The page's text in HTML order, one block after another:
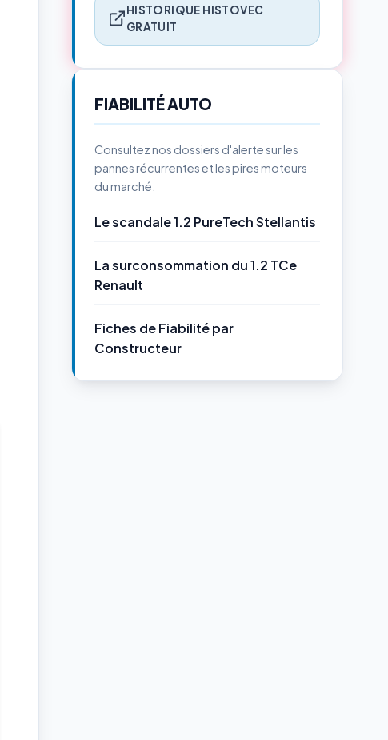
HISTORIQUE HISTOVEC
GRATUIT
FIABILITÉ AUTO
Consultez nos dossiers d'alerte sur les
pannes récurrentes et les pires moteurs
du marché.
Le scandale 1.2 PureTech Stellantis
La surconsommation du 1.2 TCe
Renault
Fiches de Fiabilité par
Constructeur